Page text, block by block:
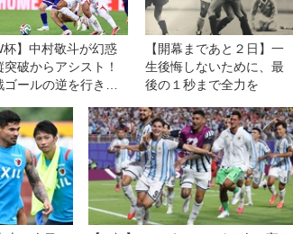
杯】中村敬斗が幻惑
突破からアシスト！
ゴールの逆を行き
ができた」
【開幕まであと２日】一
生後悔しないために、最
後の１秒まで全力を